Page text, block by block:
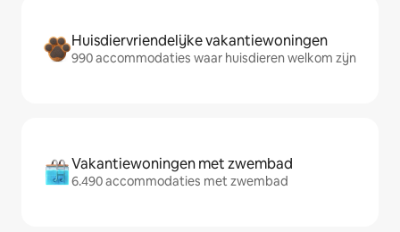
Huisdiervriendelijke vakantiewoningen
990 accommodaties waar huisdieren welkom zijn
Vakantiewoningen met zwembad
6.490 accommodaties met zwembad